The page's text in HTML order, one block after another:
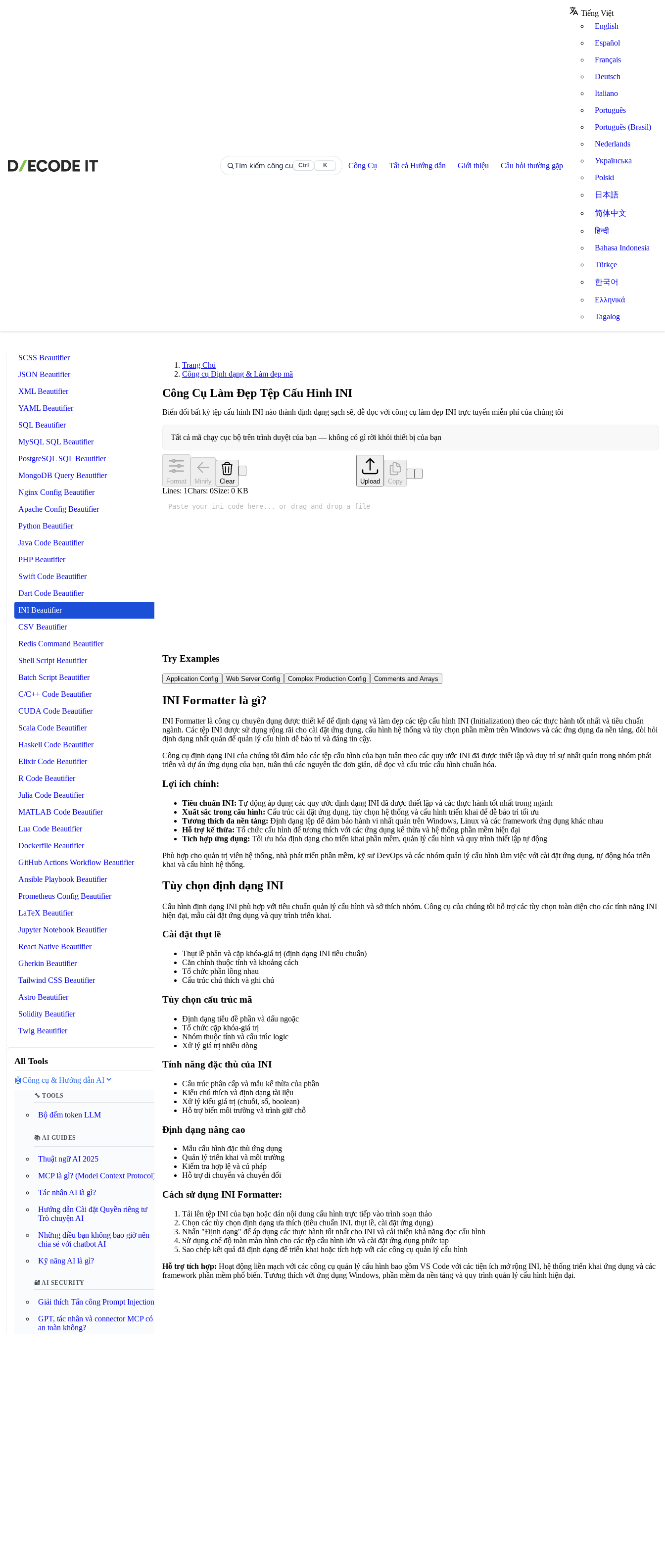
Tìm kiếm công cụ Ctrl K Công Cụ Tất cả Hướng dẫn Giới thiệu Câu hỏi thường gặp
Tiếng Việt
English
Español
Français
Deutsch
Italiano
Português
Português (Brasil)
Nederlands
Українська
Polski
日本語
简体中文
हिन्दी
Bahasa Indonesia
Türkçe
한국어
Ελληνικά
Tagalog
SCSS Beautifier
JSON Beautifier
XML Beautifier
YAML Beautifier
SQL Beautifier
MySQL SQL Beautifier
PostgreSQL SQL Beautifier
MongoDB Query Beautifier
Nginx Config Beautifier
Apache Config Beautifier
Python Beautifier
Java Code Beautifier
PHP Beautifier
Swift Code Beautifier
Dart Code Beautifier
INI Beautifier
CSV Beautifier
Redis Command Beautifier
Shell Script Beautifier
Batch Script Beautifier
C/C++ Code Beautifier
CUDA Code Beautifier
Scala Code Beautifier
Haskell Code Beautifier
Elixir Code Beautifier
R Code Beautifier
Julia Code Beautifier
MATLAB Code Beautifier
Lua Code Beautifier
Dockerfile Beautifier
GitHub Actions Workflow Beautifier
Ansible Playbook Beautifier
Prometheus Config Beautifier
LaTeX Beautifier
Jupyter Notebook Beautifier
React Native Beautifier
Gherkin Beautifier
Tailwind CSS Beautifier
Astro Beautifier
Solidity Beautifier
Twig Beautifier
All Tools
🤖Công cụ & Hướng dẫn AI
🔧 TOOLS
Bộ đếm token LLM
📚 AI GUIDES
Thuật ngữ AI 2025
MCP là gì? (Model Context Protocol)
Tác nhân AI là gì?
Hướng dẫn Cài đặt Quyền riêng tư
Trò chuyện AI
Những điều bạn không bao giờ nên
chia sẻ với chatbot AI
Kỹ năng AI là gì?
🔐 AI SECURITY
Giải thích Tấn công Prompt Injection
GPT, tác nhân và connector MCP có
an toàn không?
Trang Chủ
Công cụ Định dạng & Làm đẹp mã
Công Cụ Làm Đẹp Tệp Cấu Hình INI
Biến đổi bất kỳ tệp cấu hình INI nào thành định dạng sạch sẽ, dễ đọc với công cụ làm đẹp INI trực tuyến miễn phí của chúng tôi
Tất cả mã chạy cục bộ trên trình duyệt của bạn — không có gì rời khỏi thiết bị của bạn
Format Minify Clear Upload Copy
Lines: 1Chars: 0Size: 0 KB
Try Examples
Application Config Web Server Config Complex Production Config Comments and Arrays
INI Formatter là gì?
INI Formatter là công cụ chuyên dụng được thiết kế để định dạng và làm đẹp các tệp cấu hình INI (Initialization) theo các thực hành tốt nhất và tiêu chuẩn
ngành. Các tệp INI được sử dụng rộng rãi cho cài đặt ứng dụng, cấu hình hệ thống và tùy chọn phần mềm trên Windows và các ứng dụng đa nền tảng, đòi hỏi
định dạng nhất quán để quản lý cấu hình dễ bảo trì và đáng tin cậy.
Công cụ định dạng INI của chúng tôi đảm bảo các tệp cấu hình của bạn tuân theo các quy ước INI đã được thiết lập và duy trì sự nhất quán trong nhóm phát
triển và dự án ứng dụng của bạn, tuân thủ các nguyên tắc đơn giản, dễ đọc và cấu trúc cấu hình chuẩn hóa.
Lợi ích chính:
Tiêu chuẩn INI: Tự động áp dụng các quy ước định dạng INI đã được thiết lập và các thực hành tốt nhất trong ngành
Xuất sắc trong cấu hình: Cấu trúc cài đặt ứng dụng, tùy chọn hệ thống và cấu hình triển khai để dễ bảo trì tối ưu
Tương thích đa nền tảng: Định dạng tệp để đảm bảo hành vi nhất quán trên Windows, Linux và các framework ứng dụng khác nhau
Hỗ trợ kế thừa: Tổ chức cấu hình để tương thích với các ứng dụng kế thừa và hệ thống phần mềm hiện đại
Tích hợp ứng dụng: Tối ưu hóa định dạng cho triển khai phần mềm, quản lý cấu hình và quy trình thiết lập tự động
Phù hợp cho quản trị viên hệ thống, nhà phát triển phần mềm, kỹ sư DevOps và các nhóm quản lý cấu hình làm việc với cài đặt ứng dụng, tự động hóa triển
khai và cấu hình hệ thống.
Tùy chọn định dạng INI
Cấu hình định dạng INI phù hợp với tiêu chuẩn quản lý cấu hình và sở thích nhóm. Công cụ của chúng tôi hỗ trợ các tùy chọn toàn diện cho các tính năng INI
hiện đại, mẫu cài đặt ứng dụng và quy trình triển khai.
Cài đặt thụt lề
Thụt lề phần và cặp khóa-giá trị (định dạng INI tiêu chuẩn)
Căn chỉnh thuộc tính và khoảng cách
Tổ chức phần lồng nhau
Cấu trúc chú thích và ghi chú
Tùy chọn cấu trúc mã
Định dạng tiêu đề phần và dấu ngoặc
Tổ chức cặp khóa-giá trị
Nhóm thuộc tính và cấu trúc logic
Xử lý giá trị nhiều dòng
Tính năng đặc thù của INI
Cấu trúc phân cấp và mẫu kế thừa của phần
Kiểu chú thích và định dạng tài liệu
Xử lý kiểu giá trị (chuỗi, số, boolean)
Hỗ trợ biến môi trường và trình giữ chỗ
Định dạng nâng cao
Mẫu cấu hình đặc thù ứng dụng
Quản lý triển khai và môi trường
Kiểm tra hợp lệ và cú pháp
Hỗ trợ di chuyển và chuyển đổi
Cách sử dụng INI Formatter:
Tải lên tệp INI của bạn hoặc dán nội dung cấu hình trực tiếp vào trình soạn thảo
Chọn các tùy chọn định dạng ưa thích (tiêu chuẩn INI, thụt lề, cài đặt ứng dụng)
Nhấn "Định dạng" để áp dụng các thực hành tốt nhất cho INI và cải thiện khả năng đọc cấu hình
Sử dụng chế độ toàn màn hình cho các tệp cấu hình lớn và cài đặt ứng dụng phức tạp
Sao chép kết quả đã định dạng để triển khai hoặc tích hợp với các công cụ quản lý cấu hình
Hỗ trợ tích hợp: Hoạt động liền mạch với các công cụ quản lý cấu hình bao gồm VS Code với các tiện ích mở rộng INI, hệ thống triển khai ứng dụng và các
framework phần mềm phổ biến. Tương thích với ứng dụng Windows, phần mềm đa nền tảng và quy trình quản lý cấu hình hiện đại.